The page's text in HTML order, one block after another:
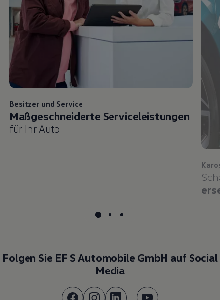
Besitzer und Service
Maßgeschneiderte Serviceleistungen
für Ihr Auto
Folgen Sie EF S Automobile GmbH auf Social
Media